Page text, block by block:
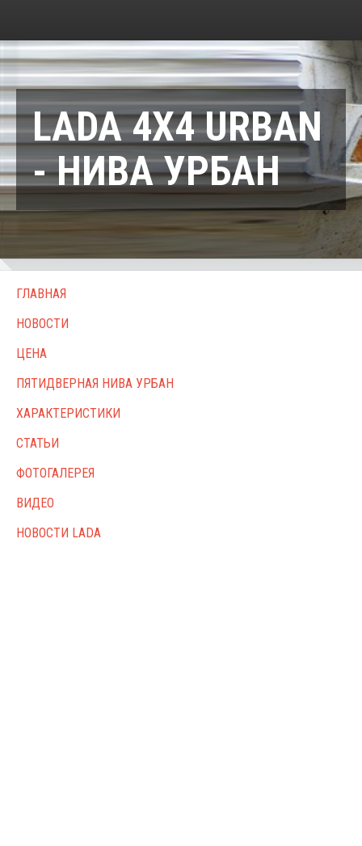
LADA 4X4 URBAN
- НИВА УРБАН
ГЛАВНАЯ
НОВОСТИ
ЦЕНА
ПЯТИДВЕРНАЯ НИВА УРБАН
ХАРАКТЕРИСТИКИ
СТАТЬИ
ФОТОГАЛЕРЕЯ
ВИДЕО
НОВОСТИ LADA